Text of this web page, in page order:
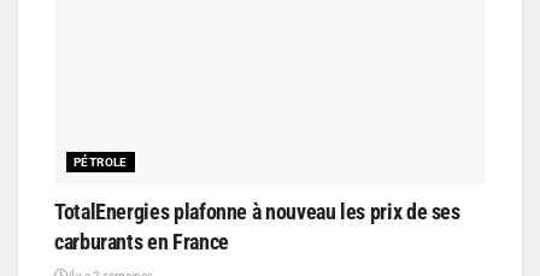
PÉTROLE
TotalEnergies plafonne à nouveau les prix de ses
carburants en France